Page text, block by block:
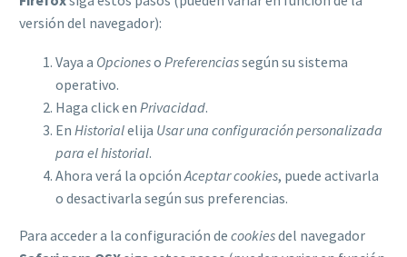
versión del navegador):
Vaya a Opcioneso Preferenciassegún su sistema
operativo.
Haga click en Privacidad.
En Historialelija Usar una configuración personalizada
para el historial.
Ahora verá la opciónAceptar cookies, puede activarla
o desactivarla según sus preferencias.
Para acceder a la configuración de cookiesdel navegador